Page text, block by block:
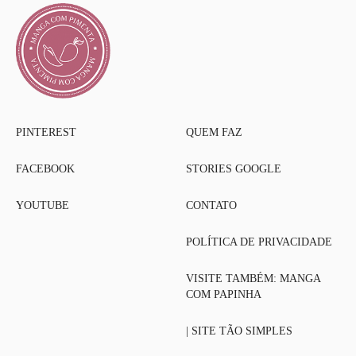
PINTEREST
FACEBOOK
YOUTUBE
QUEM FAZ
STORIES GOOGLE
CONTATO
POLÍTICA DE PRIVACIDADE
VISITE TAMBÉM: MANGA
COM PAPINHA
| SITE TÃO SIMPLES